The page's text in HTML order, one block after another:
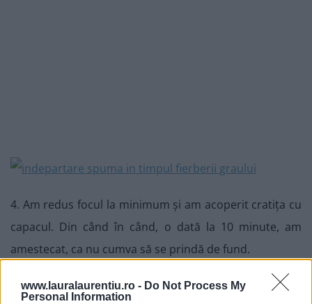
www.lauralaurentiu.ro - Do Not Process My
Personal Information
4. Am redus focul la minimum și am acoperit cratița cu
capacul. Din când în când, o dată la 10 minute, am
amestecat, ca nu cumva să se prindă de fund.